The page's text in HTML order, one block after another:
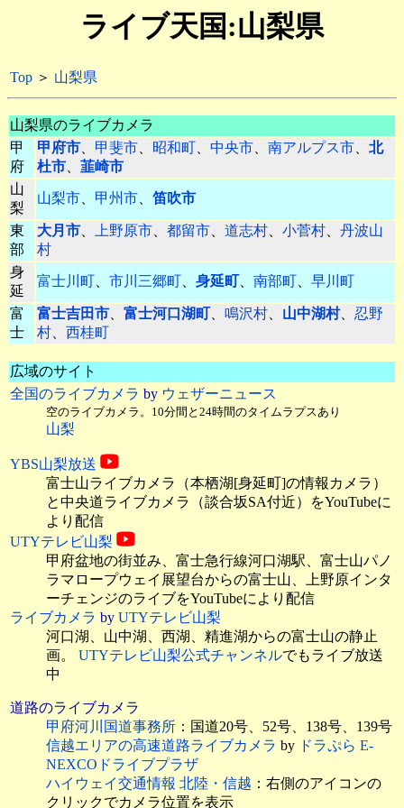
ライブ天国:山梨県
Top ＞ 山梨県
山梨県のライブカメラ
甲
府
甲府市、 甲斐市、 昭和町、 中央市、 南アルプス市、 北
杜市、 韮崎市
山
梨
山梨市、 甲州市、 笛吹市
東
部
大月市、 上野原市、 都留市、 道志村、 小菅村、 丹波山
村
身
延
富士川町、 市川三郷町、 身延町、 南部町、 早川町
富
士
富士吉田市、 富士河口湖町、 鳴沢村、 山中湖村、 忍野
村、 西桂町
広域のサイト
全国のライブカメラ by ウェザーニュース
空のライブカメラ。10分間と24時間のタイムラプスあり
山梨
YBS山梨放送
富士山ライブカメラ（本栖湖[身延町]の情報カメラ）
と中央道ライブカメラ（談合坂SA付近）をYouTubeに
より配信
UTYテレビ山梨
甲府盆地の街並み、富士急行線河口湖駅、富士山パノ
ラマロープウェイ展望台からの富士山、上野原インタ
ーチェンジのライブをYouTubeにより配信
ライブカメラ by UTYテレビ山梨
河口湖、山中湖、西湖、精進湖からの富士山の静止
画。 UTYテレビ山梨公式チャンネルでもライブ放送
中
道路のライブカメラ
甲府河川国道事務所 ：国道20号、52号、138号、139号
信越エリアの高速道路ライブカメラ by ドラぷら E-
NEXCOドライブプラザ
ハイウェイ交通情報 北陸・信越 ：右側のアイコンの
クリックでカメラ位置を表示